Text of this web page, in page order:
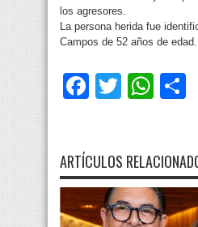
los agresores.
La persona herida fue
Campos de 52 años de edad.
Facebook
Twitter
ARTÍCULOS